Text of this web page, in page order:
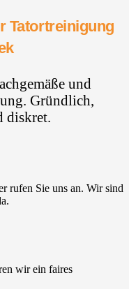
Tatortreinigung
und
Gründlich,
diskret.
rufen Sie uns an. Wir sind
wir ein faires